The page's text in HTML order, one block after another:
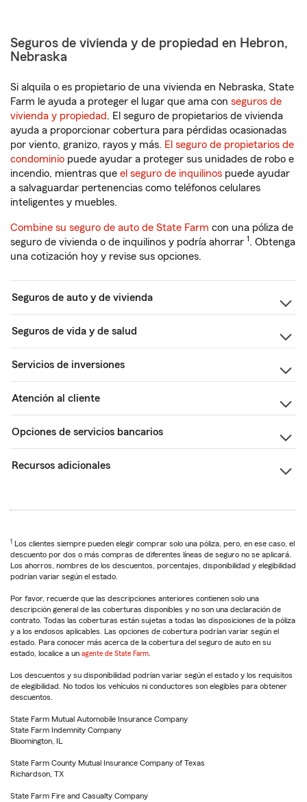
Seguros de vivienda y de propiedad en Hebron,
Nebraska
Si alquila o es propietario de una vivienda en Nebraska, State
Farm le ayuda a proteger el lugar que ama con seguros de
vivienda y propiedad. El seguro de propietarios de vivienda
ayuda a proporcionar cobertura para pérdidas ocasionadas
por viento, granizo, rayos y más. El seguro de propietarios de
condominio puede ayudar a proteger sus unidades de robo e
incendio, mientras que el seguro de inquilinos puede ayudar
a salvaguardar pertenencias como teléfonos celulares
inteligentes y muebles.
Combine su seguro de auto de State Farm con una póliza de
seguro de vivienda o de inquilinos y podría ahorrar 1. Obtenga
una cotización hoy y revise sus opciones.
Seguros de auto y de vivienda
Seguros de vida y de salud
Servicios de inversiones
Atención al cliente
Opciones de servicios bancarios
Recursos adicionales
1 Los clientes siempre pueden elegir comprar solo una póliza, pero, en ese caso, el
descuento por dos o más compras de diferentes líneas de seguro no se aplicará.
Los ahorros, nombres de los descuentos, porcentajes, disponibilidad y elegibilidad
podrían variar según el estado.
Por favor, recuerde que las descripciones anteriores contienen solo una
descripción general de las coberturas disponibles y no son una declaración de
contrato. Todas las coberturas están sujetas a todas las disposiciones de la póliza
y a los endosos aplicables. Las opciones de cobertura podrían variar según el
estado. Para conocer más acerca de la cobertura del seguro de auto en su
estado, localice a un agente de State Farm
Los descuentos y su disponibilidad podrían variar según el estado y los requisitos
de elegibilidad. No todos los vehículos ni conductores son elegibles para obtener
descuentos.
State Farm Mutual Automobile Insurance Company
State Farm Indemnity Company
Bloomington, IL
State Farm County Mutual Insurance Company of Texas
Richardson, TX
State Farm Fire and Casualty Company